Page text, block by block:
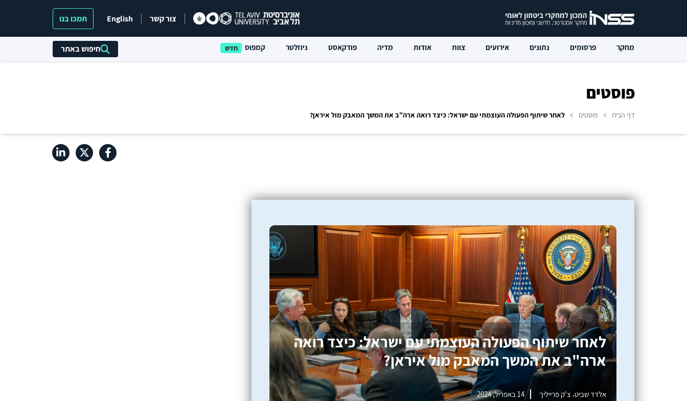
צור קשר English תמכו בנו
מחקר פרסומים נתונים אירועים צוות אודות מדיה פודקאסט ניוזלטר קמפוס חיפוש באתר
פוסטים
דף הבית פוסטים לאחר שיתוף הפעולה העוצמתי עם ישראל: כיצד רואה ארה"ב את המשך המאבק מול איראן?
לאחר שיתוף הפעולה העוצמתי עם ישראל: כיצד רואה
ארה"ב את המשך המאבק מול איראן?
אלדד שביט, צ'ק פרייליך 14 באפריל, 2024